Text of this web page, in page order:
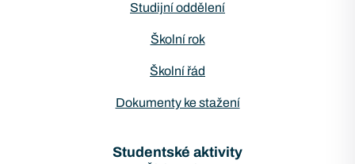
Studijní oddělení
Školní rok
Školní řád
Dokumenty ke stažení
Studentské aktivity